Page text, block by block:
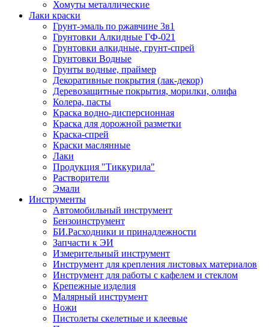
Хомуты металлические
Лаки краски
Грунт-эмаль по ржавчине 3в1
Грунтовки Алкидные ГФ-021
Грунтовки алкидные, грунт-спрей
Грунтовки Водные
Грунты водные, праймер
Декоративные покрытия (лак-декор)
Деревозащитные покрытия, морилки, олифа
Колера, пасты
Краска водно-дисперсионная
Краска для дорожной разметки
Краска-спрей
Краски маслянные
Лаки
Продукция "Тиккурила"
Растворители
Эмали
Инструменты
Автомобильный инструмент
Бензоинструмент
БИ.Расходники и принадлежности
Запчасти к ЭИ
Измерительный инструмент
Инструмент для крепления листовых материалов
Инструмент для работы с кафелем и стеклом
Крепежные изделия
Малярный инструмент
Ножи
Пистолеты скелетные и клеевые